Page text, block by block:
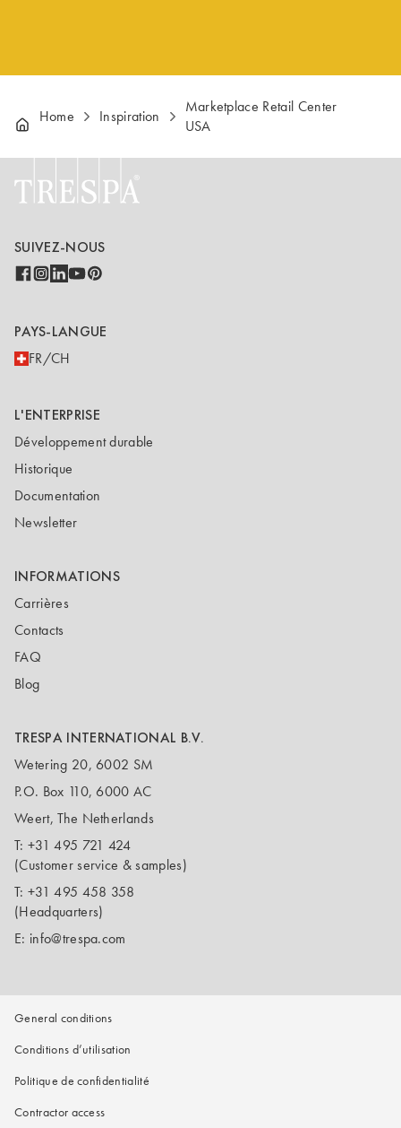
Home Inspiration
Marketplace Retail Center
USA
SUIVEZ-NOUS
PAYS-LANGUE
FR/CH
L'ENTERPRISE
Développement durable
Historique
Documentation
Newsletter
INFORMATIONS
Carrières
Contacts
FAQ
Blog
TRESPA INTERNATIONAL B.V.
Wetering 20, 6002 SM
P.O. Box 110, 6000 AC
Weert, The Netherlands
T: +31 495 721 424
(Customer service & samples)
T: +31 495 458 358
(Headquarters)
E: info@trespa.com
General conditions
Conditions d’utilisation
Politique de confidentialité
Contractor access